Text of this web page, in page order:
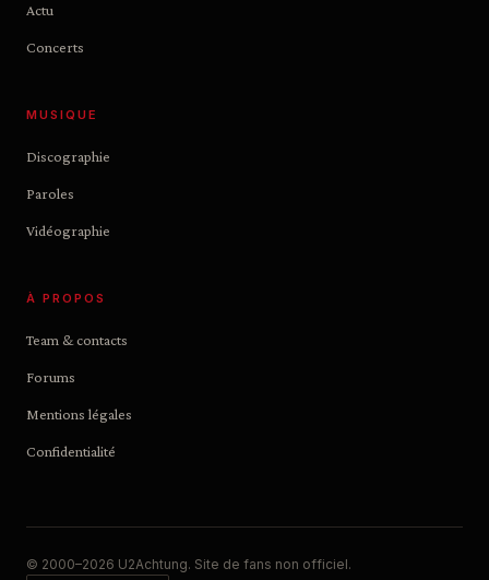
Actu
Concerts
MUSIQUE
Discographie
Paroles
Vidéographie
À PROPOS
Team & contacts
Forums
Mentions légales
Confidentialité
© 2000–2026 U2Achtung. Site de fans non officiel.